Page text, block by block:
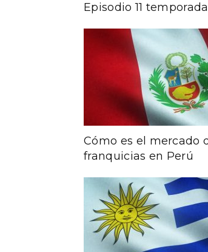
Episodio 11
Cómo es el mercado
franquicias en Perú